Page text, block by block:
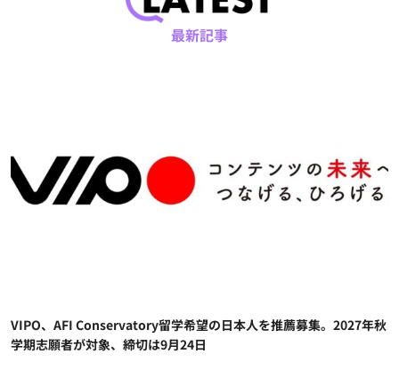
最新記事
VIPO、AFI Conservatory留学希望の日本人を推薦募集。2027年秋
学期志願者が対象、締切は9月24日